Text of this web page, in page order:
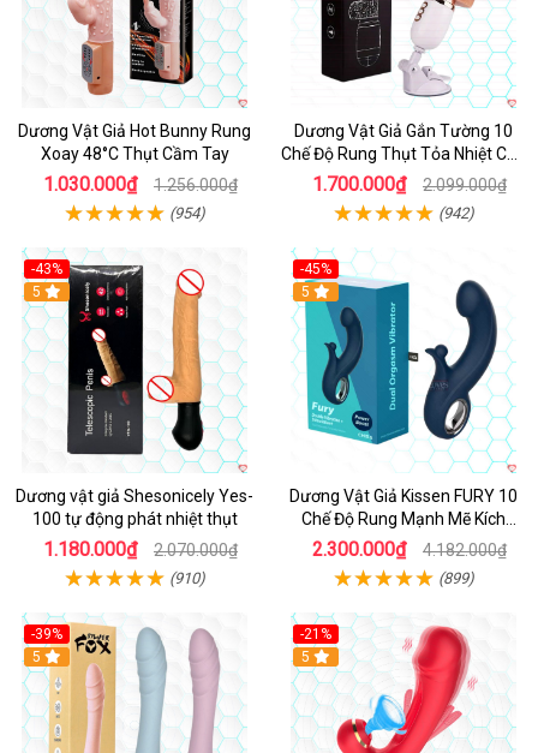
Dương Vật Giả Hot Bunny Rung
Xoay 48°C Thụt Cầm Tay
1.030.000₫ 1.256.000₫
(954)
Dương Vật Giả Gắn Tường 10
Chế Độ Rung Thụt Tỏa Nhiệt Cao
Cấp
1.700.000₫ 2.099.000₫
(942)
-43%
5
Dương vật giả Shesonicely Yes-
100 tự động phát nhiệt thụt
1.180.000₫ 2.070.000₫
(910)
-45%
Hot
5
Dương Vật Giả Kissen FURY 10
Chế Độ Rung Mạnh Mẽ Kích
Thích
2.300.000₫ 4.182.000₫
(899)
-39%
Hot
5
-21%
Hot
5